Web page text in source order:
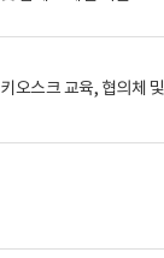
키오스크 교육, 협의체